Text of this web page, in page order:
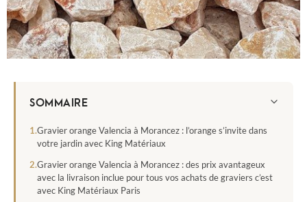
SOMMAIRE
Gravier orange Valencia à Morancez : l’orange s’invite dans
votre jardin avec King Matériaux
Gravier orange Valencia à Morancez : des prix avantageux
avec la livraison inclue pour tous vos achats de graviers c’est
avec King Matériaux Paris